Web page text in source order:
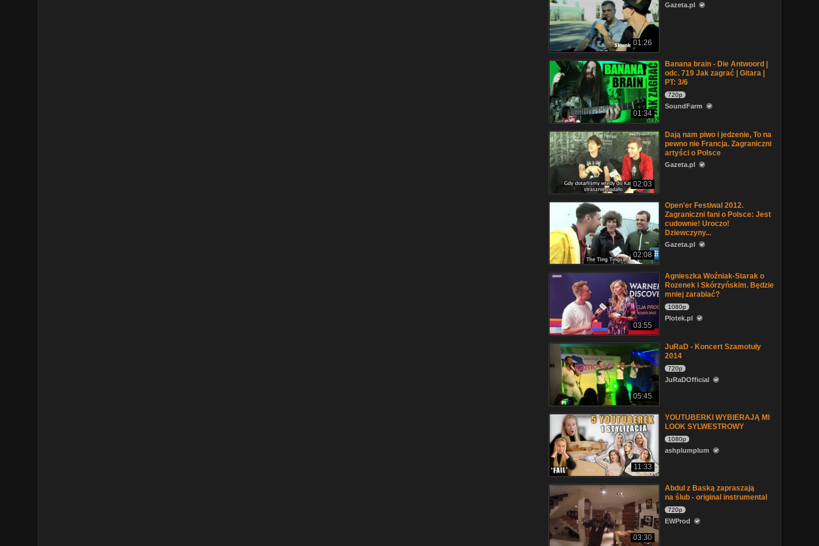
01:26
Gazeta.pl
01:34
Banana brain - Die Antwoord |
odc. 719 Jak zagrać | Gitara |
PT: 3/6
720p
SoundFarm
02:03
Dają nam piwo i jedzenie, To na
pewno nie Francja. Zagraniczni
artyści o Polsce
Gazeta.pl
02:08
Open'er Festiwal 2012.
Zagraniczni fani o Polsce: Jest
cudownie! Uroczo!
Dziewczyny...
Gazeta.pl
03:55
Agnieszka Woźniak-Starak o
Rozenek i Skórzyńskim. Będzie
mniej zarabiać?
1080p
Plotek.pl
05:45
JuRaD - Koncert Szamotuły
2014
720p
JuRaDOfficial
11:33
YOUTUBERKI WYBIERAJĄ MI
LOOK SYLWESTROWY
1080p
ashplumplum
03:30
Abdul z Baską zapraszają
na ślub - original instrumental
720p
EWProd